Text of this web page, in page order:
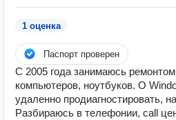
1 оценка
Паспорт проверен
С 2005 года занимаюсь
компьютеров, ноутбуков. О
удаленно продиагностировать,
Разбираюсь в телефонии, call